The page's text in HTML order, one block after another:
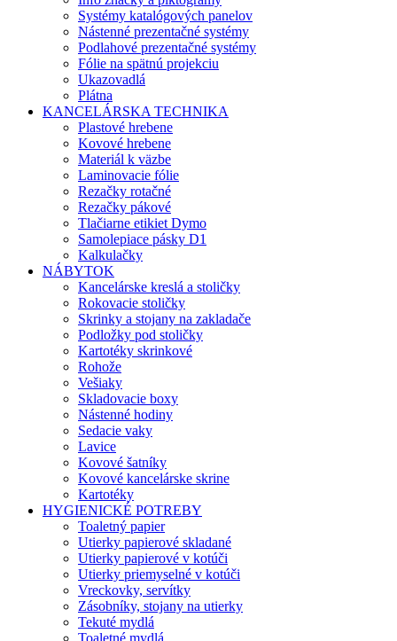
Systémy katalógových panelov
Nástenné prezentačné systémy
Podlahové prezentačné systémy
Fólie na spätnú projekciu
Ukazovadlá
Plátna
KANCELÁRSKA TECHNIKA
Plastové hrebene
Kovové hrebene
Materiál k väzbe
Laminovacie fólie
Rezačky rotačné
Rezačky pákové
Tlačiarne etikiet Dymo
Samolepiace pásky D1
Kalkulačky
NÁBYTOK
Kancelárske kreslá a stoličky
Rokovacie stoličky
Skrinky a stojany na zakladače
Podložky pod stoličky
Kartotéky skrinkové
Rohože
Vešiaky
Skladovacie boxy
Nástenné hodiny
Sedacie vaky
Lavice
Kovové šatníky
Kovové kancelárske skrine
Kartotéky
HYGIENICKÉ POTREBY
Toaletný papier
Utierky papierové skladané
Utierky papierové v kotúči
Utierky priemyselné v kotúči
Vreckovky, servítky
Zásobníky, stojany na utierky
Tekuté mydlá
Toaletné mydlá